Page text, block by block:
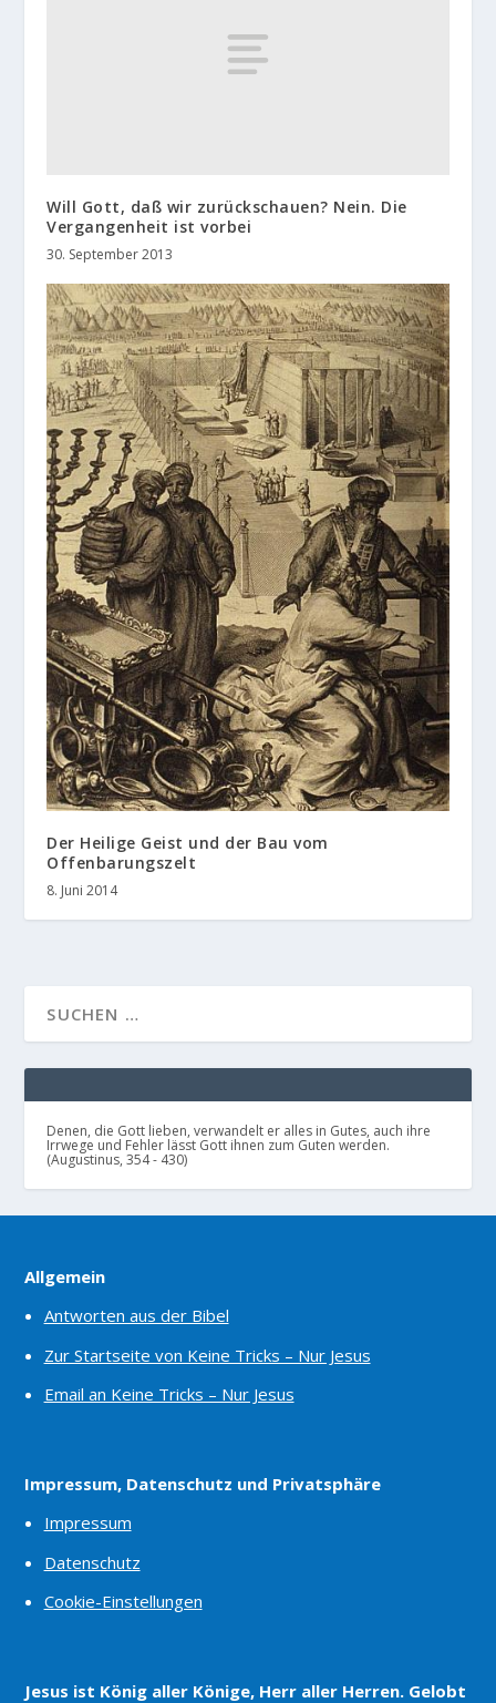
Will Gott, daß wir zurückschauen? Nein. Die
Vergangenheit ist vorbei
30. September 2013
Der Heilige Geist und der Bau vom
Offenbarungszelt
8. Juni 2014
Denen, die Gott lieben, verwandelt er alles in Gutes, auch ihre
Irrwege und Fehler lässt Gott ihnen zum Guten werden.
(Augustinus, 354 - 430)
Allgemein
Antworten aus der Bibel
Zur Startseite von Keine Tricks – Nur Jesus
Email an Keine Tricks – Nur Jesus
Impressum, Datenschutz und Privatsphäre
Impressum
Datenschutz
Cookie-Einstellungen
Jesus ist König aller Könige, Herr aller Herren. Gelobt